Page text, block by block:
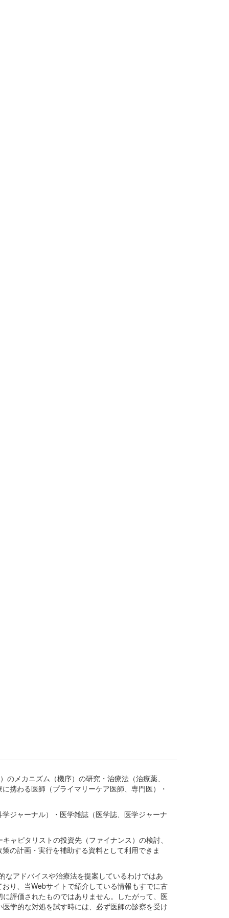
メカニズム（機序）の研究・治療法（治療薬、
携わる医師（プライマリーケア医師、専門医）・
ジャーナル）・医学雑誌（医学誌、医学ジャーナ
ャピタリストの投資先（ファイナンス）の検討、
の計画・実行を補助する資料として利用できま
アドバイスや治療法を提案しているわけではあ
り、当Webサイトで紹介している情報もすでに古
評価されたものではありません。したがって、医
学的な対処を試す時には、必ず医師の診察を受け